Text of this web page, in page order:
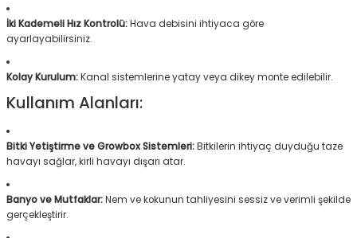
İki Kademeli Hız Kontrolü:Hava debisini ihtiyaca göre
ayarlayabilirsiniz.
Kolay Kurulum:Kanal sistemlerine yatay veya dikey monte edilebilir.
Kullanım Alanları:
Bitki Yetiştirme ve Growbox Sistemleri:Bitkilerin ihtiyaç duyduğu taze
havayı sağlar, kirli havayı dışarı atar.
Banyo ve Mutfaklar:Nem ve kokunun tahliyesini sessiz ve verimli şekilde
gerçekleştirir.